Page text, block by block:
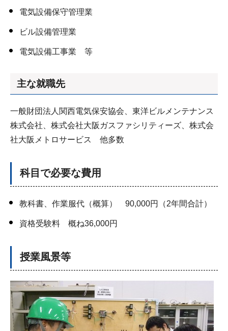
電気設備保守管理業
ビル設備管理業
電気設備工事業 等
主な就職先
一般財団法人関西電気保安協会、東洋ビルメンテナンス
株式会社、株式会社大阪ガスファシリティーズ、株式会
社大阪メトロサービス 他多数
科目で必要な費用
教科書、作業服代（概算） 90,000円（2年間合計）
資格受験料 概ね36,000円
授業風景等